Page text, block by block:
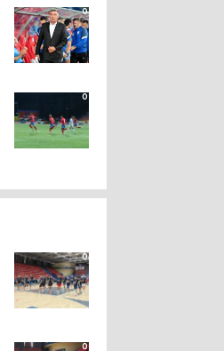
0
0
0
0